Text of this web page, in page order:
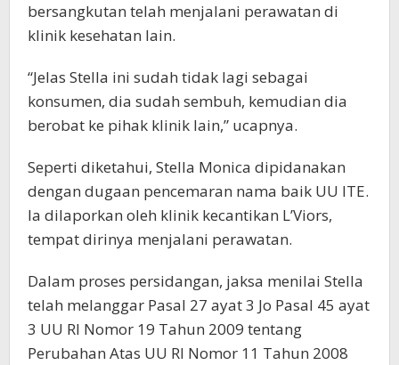
bersangkutan telah menjalani perawatan di
klinik kesehatan lain.
“Jelas Stella ini sudah tidak lagi sebagai
konsumen, dia sudah sembuh, kemudian dia
berobat ke pihak klinik lain,” ucapnya.
Seperti diketahui, Stella Monica dipidanakan
dengan dugaan pencemaran nama baik UU ITE.
Ia dilaporkan oleh klinik kecantikan L’Viors,
tempat dirinya menjalani perawatan.
Dalam proses persidangan, jaksa menilai Stella
telah melanggar Pasal 27 ayat 3 Jo Pasal 45 ayat
3 UU RI Nomor 19 Tahun 2009 tentang
Perubahan Atas UU RI Nomor 11 Tahun 2008